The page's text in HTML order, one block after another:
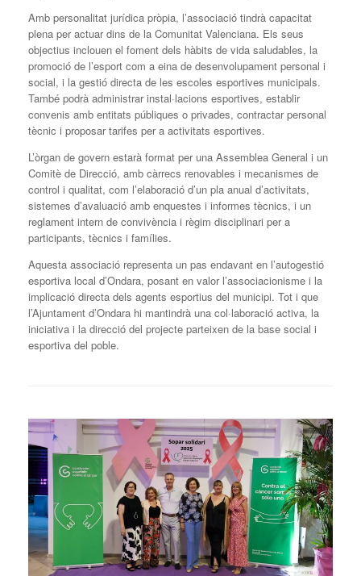
Amb personalitat jurídica pròpia, l’associació tindrà capacitat
plena per actuar dins de la Comunitat Valenciana. Els seus
objectius inclouen el foment dels hàbits de vida saludables, la
promoció de l’esport com a eina de desenvolupament personal i
social, i la gestió directa de les escoles esportives municipals.
També podrà administrar instal·lacions esportives, establir
convenis amb entitats públiques o privades, contractar personal
tècnic i proposar tarifes per a activitats esportives.
L’òrgan de govern estarà format per una Assemblea General i un
Comitè de Direcció, amb càrrecs renovables i mecanismes de
control i qualitat, com l’elaboració d’un pla anual d’activitats,
sistemes d’avaluació amb enquestes i informes tècnics, i un
reglament intern de convivència i règim disciplinari per a
participants, tècnics i famílies.
Aquesta associació representa un pas endavant en l’autogestió
esportiva local d’Ondara, posant en valor l’associacionisme i la
implicació directa dels agents esportius del municipi. Tot i que
l’Ajuntament d’Ondara hi mantindrà una col·laboració activa, la
iniciativa i la direcció del projecte parteixen de la base social i
esportiva del poble.